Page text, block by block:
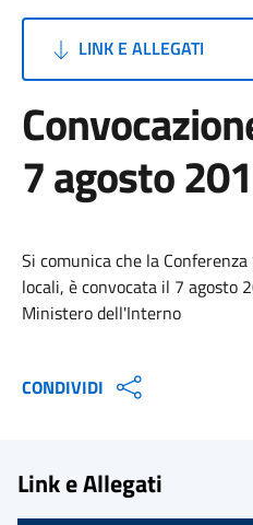
LINK E ALLEGATI
7 agosto
Si comunica che la
locali, è convocata il 7 agosto
Ministero dell'Interno
CONDIVIDI
Link e Allegati